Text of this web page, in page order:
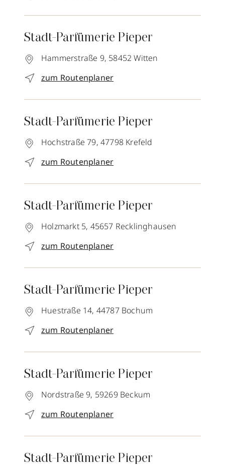
Stadt-Parfümerie Pieper
Hammerstraße 9, 58452 Witten
zum Routenplaner
Stadt-Parfümerie Pieper
Hochstraße 79, 47798 Krefeld
zum Routenplaner
Stadt-Parfümerie Pieper
Holzmarkt 5, 45657 Recklinghausen
zum Routenplaner
Stadt-Parfümerie Pieper
Huestraße 14, 44787 Bochum
zum Routenplaner
Stadt-Parfümerie Pieper
Nordstraße 9, 59269 Beckum
zum Routenplaner
Stadt-Parfümerie Pieper